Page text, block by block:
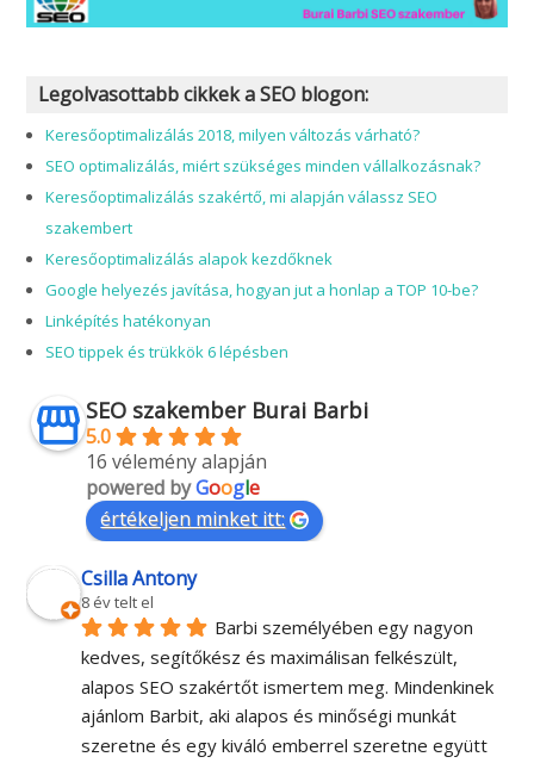
Legolvasottabb cikkek a SEO blogon:
Keresőoptimalizálás 2018, milyen változás várható?
SEO optimalizálás, miért szükséges minden vállalkozásnak?
Keresőoptimalizálás szakértő, mi alapján válassz SEO
szakembert
Keresőoptimalizálás alapok kezdőknek
Google helyezés javítása, hogyan jut a honlap a TOP 10-be?
Linképítés hatékonyan
SEO tippek és trükkök 6 lépésben
SEO szakember Burai Barbi
5.0
16 vélemény alapján
powered byGoogle
értékeljen minket itt:
Csilla Antony
8 év telt el
Barbi személyében egy nagyon
kedves, segítőkész és maximálisan felkészült,
alapos SEO szakértőt ismertem meg. Mindenkinek
ajánlom Barbit, aki alapos és minőségi munkát
szeretne és egy kiváló emberrel szeretne együtt